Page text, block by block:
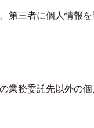
第三者に個人情報を
業務委託先以外の